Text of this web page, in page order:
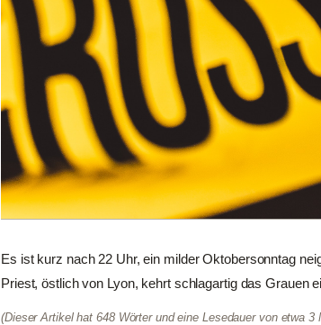
Es ist kurz nach 22 Uhr, ein milder Oktobersonntag
Priest, östlich von Lyon, kehrt schlagartig das Grauen
(Dieser Artikel hat 648 Wörter und eine Lesedauer von etwa 3